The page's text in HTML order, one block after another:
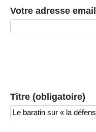
Votre adresse email
Titre (obligatoire)